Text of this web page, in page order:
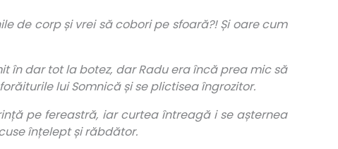
de corp și vrei să cobori pe sfoară?! Și oare cum
în dar tot la botez, dar Radu era încă prea mic să
lui Somnică și se plictisea îngrozitor.
pe fereastră, iar curtea întreagă i se așternea
înțelept și răbdător.